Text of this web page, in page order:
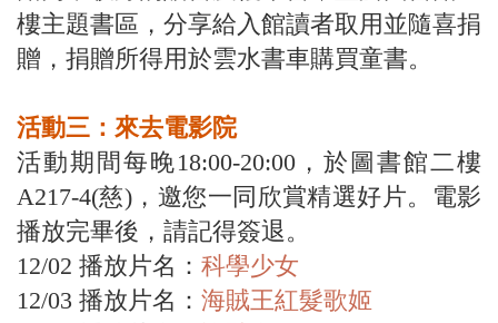
樓主題書區，分享給入館讀者取用並隨喜捐
贈，捐贈所得用於雲水書車購買童書。
活動三：來去電影院
活動期間每晚18:00-20:00，於圖書館二樓
A217-4(慈)，邀您一同欣賞精選好片。電影
播放完畢後，請記得簽退。
12/02 播放片名： 科學少女
12/03 播放片名： 海賊王紅髮歌姬